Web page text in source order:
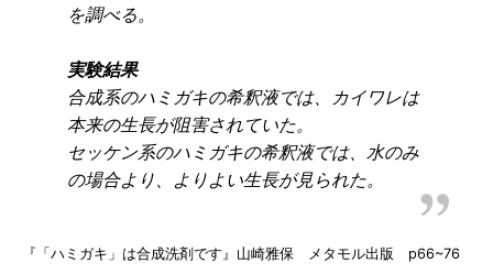
を調べる。
実験結果
合成系のハミガキの希釈液では、カイワレは
本来の生長が阻害されていた。
セッケン系のハミガキの希釈液では、水のみ
の場合より、よりよい生長が見られた。
『「ハミガキ」は合成洗剤です』山崎雅保 メタモル出版 p66~76